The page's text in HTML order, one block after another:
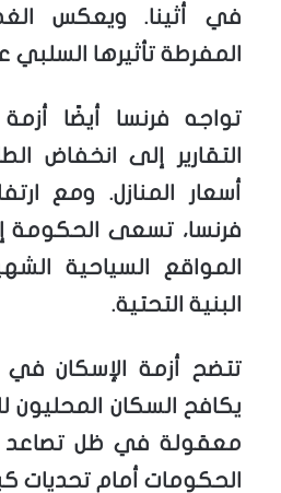
في أثينا. ويعكس
المفرطة تأثيرها السلبي
تواجه فرنسا أيضًا
التقارير إلى انخفاض
أسعار المنازل. ومع
فرنسا، تسعى الحكومة
المواقع السياحية
البنية التحتية.
تتضح أزمة الإسكان في
يكافح السكان
معقولة في ظل تصاعد
الحكومات أمام تحديات